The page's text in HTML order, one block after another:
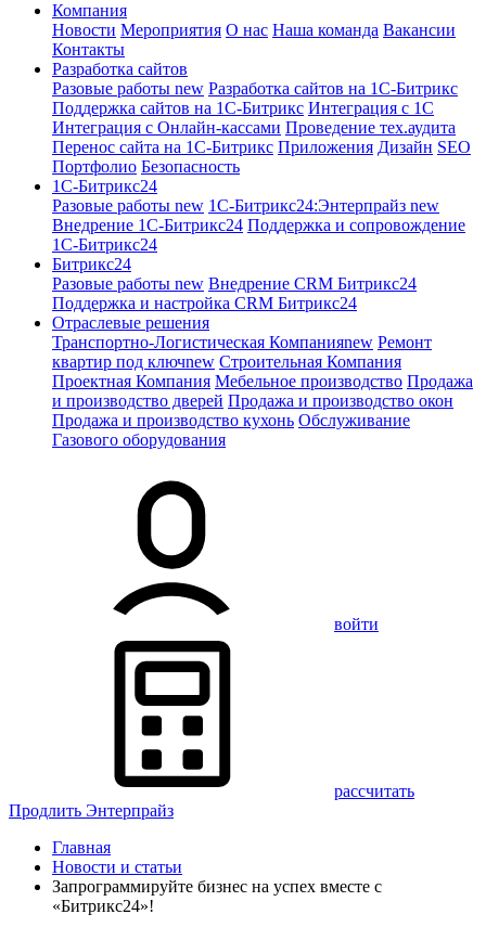
Компания
Новости Мероприятия О нас Наша команда Вакансии
Контакты
Разработка сайтов
Разовые работы new Разработка сайтов на 1С-Битрикс
Поддержка сайтов на 1С-Битрикс Интеграция с 1С
Интеграция с Онлайн-кассами Проведение тех.аудита
Перенос сайта на 1С-Битрикс Приложения Дизайн SEO
Портфолио Безопасность
1C-Битрикс24
Разовые работы new 1С-Битрикс24:Энтерпрайз new
Внедрение 1C-Битрикс24 Поддержка и сопровождение
1С-Битрикс24
Битрикс24
Разовые работы new Внедрение CRM Битрикс24
Поддержка и настройка CRM Битрикс24
Отраслевые решения
Транспортно-Логистическая Компанияnew Ремонт
квартир под ключnew Строительная Компания
Проектная Компания Мебельное производство Продажа
и производство дверей Продажа и производство окон
Продажа и производство кухонь Обслуживание
Газового оборудования
войти
рассчитать
Продлить Энтерпрайз
Главная
Новости и статьи
Запрограммируйте бизнес на успех вместе с
«Битрикс24»!